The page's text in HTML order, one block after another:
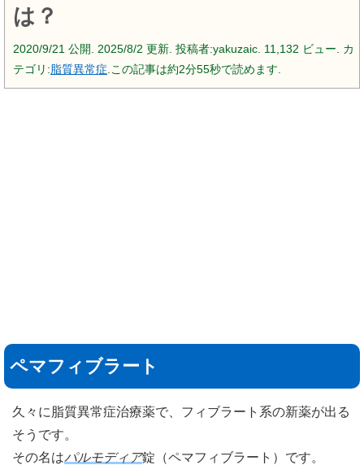
は？
2020/9/21 公開. 2025/8/2 更新. 投稿者:yakuzaic. 11,132 ビュー. カ
テゴリ:脂質異常症 .この記事は約2分55秒で読めます.
ペマフィブラート
久々に脂質異常症治療薬で、フィブラート系の新薬が出る
そうです。
その名はパルモディア錠（ペマフィブラート）です。